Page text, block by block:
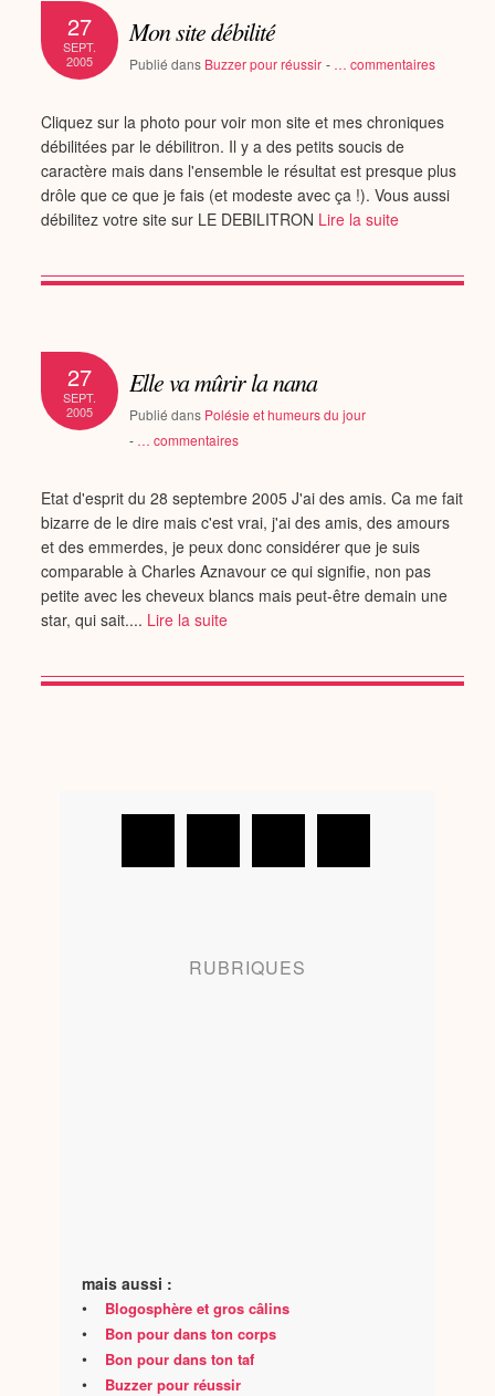
27
SEPT.
2005
Mon site débilité
Publié dans Buzzer pour réussir - … commentaires
Cliquez sur la photo pour voir mon site et mes chroniques
débilitées par le débilitron. Il y a des petits soucis de
caractère mais dans l'ensemble le résultat est presque plus
drôle que ce que je fais (et modeste avec ça !). Vous aussi
débilitez votre site sur LE DEBILITRON Lire la suite
27
SEPT.
2005
Elle va mûrir la nana
Publié dans Polésie et humeurs du jour
- … commentaires
Etat d'esprit du 28 septembre 2005 J'ai des amis. Ca me fait
bizarre de le dire mais c'est vrai, j'ai des amis, des amours
et des emmerdes, je peux donc considérer que je suis
comparable à Charles Aznavour ce qui signifie, non pas
petite avec les cheveux blancs mais peut-être demain une
star, qui sait.... Lire la suite
RUBRIQUES
mais aussi :
• Blogosphère et gros câlins
• Bon pour dans ton corps
• Bon pour dans ton taf
• Buzzer pour réussir